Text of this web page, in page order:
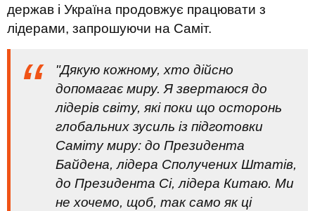
держав і Україна продовжує працювати з
лідерами, запрошуючи на Саміт.
"Дякую кожному, хто дійсно
допомагає миру. Я звертаюся до
лідерів світу, які поки що осторонь
глобальних зусиль із підготовки
Саміту миру: до Президента
Байдена, лідера Сполучених Штатів,
до Президента Сі, лідера Китаю. Ми
не хочемо, щоб, так само як ці